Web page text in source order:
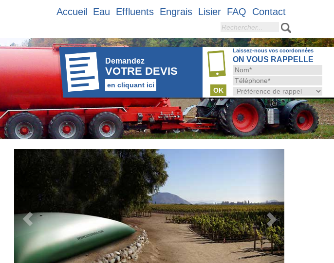
Accueil Eau Effluents Engrais Lisier FAQ Contact
Rechercher
Demandez
VOTRE DEVIS
en cliquant ici
Laissez-nous vos coordonnées
ON VOUS RAPPELLE
Précédent